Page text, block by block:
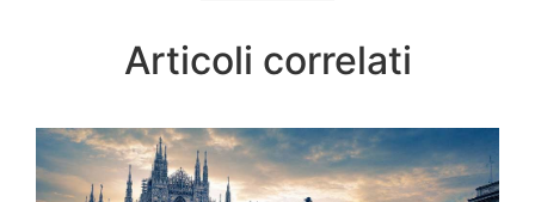
Articoli correlati